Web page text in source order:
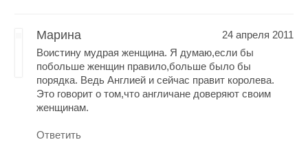
Mарина
24 апреля 2011
Воистину мудрая женщина. Я думаю,если бы
побольше женщин правило,больше было бы
порядка. Ведь Англией и сейчас правит королева.
Это говорит о том,что англичане доверяют своим
женщинам.
Ответить